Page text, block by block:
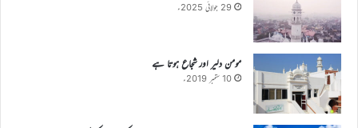
29 جولائی 2025ء
مومن دلیر اور شجاع ہوتا ہے
10 ستمبر 2019ء